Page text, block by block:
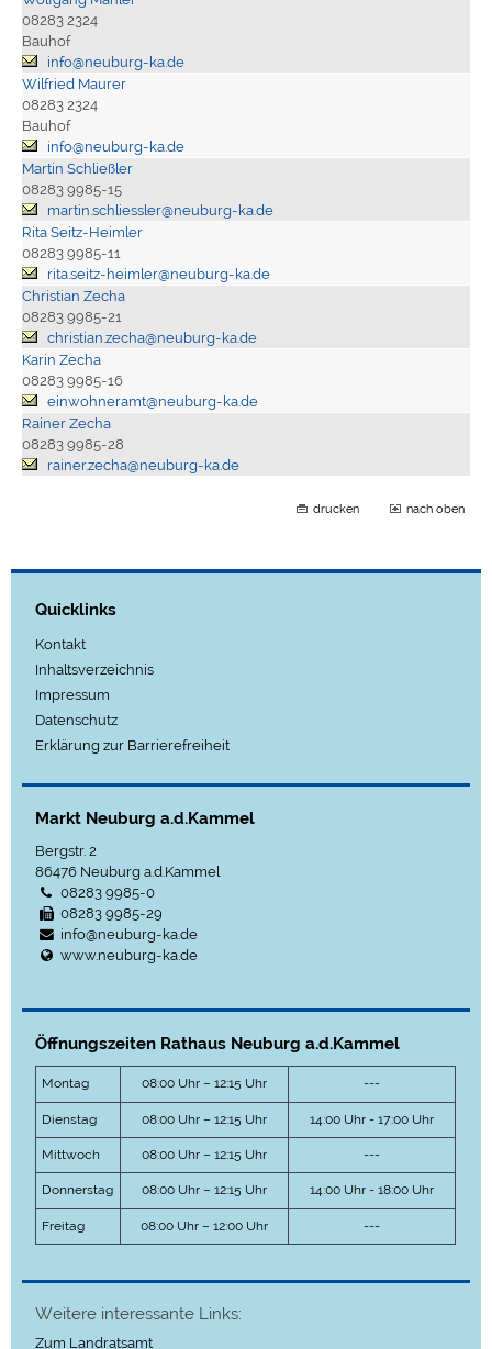
08283 2324
Bauhof
info@neuburg-ka.de
Wilfried Maurer
08283 2324
Bauhof
info@neuburg-ka.de
Martin Schließler
08283 9985-15
martin.schliessler@neuburg-ka.de
Rita Seitz-Heimler
08283 9985-11
rita.seitz-heimler@neuburg-ka.de
Christian Zecha
08283 9985-21
christian.zecha@neuburg-ka.de
Karin Zecha
08283 9985-16
einwohneramt@neuburg-ka.de
Rainer Zecha
08283 9985-28
rainer.zecha@neuburg-ka.de
drucken nach oben
Quicklinks
Kontakt
Inhaltsverzeichnis
Impressum
Datenschutz
Erklärung zur Barrierefreiheit
Markt Neuburg a.d.Kammel
Bergstr. 2
86476 Neuburg a.d.Kammel
08283 9985-0
08283 9985-29
info@neuburg-ka.de
www.neuburg-ka.de
Öffnungszeiten Rathaus Neuburg a.d.Kammel
Montag 08:00 Uhr – 12:15 Uhr ---
Dienstag 08:00 Uhr – 12:15 Uhr 14:00 Uhr - 17:00 Uhr
Mittwoch 08:00 Uhr – 12:15 Uhr ---
Donnerstag 08:00 Uhr – 12:15 Uhr 14:00 Uhr - 18:00 Uhr
Freitag 08:00 Uhr – 12:00 Uhr ---
Weitere interessante Links:
Zum Landratsamt